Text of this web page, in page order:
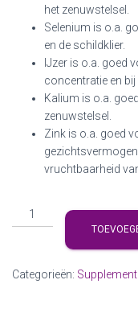
het zenuwstelsel.
Selenium is o.a.
en de schildklier.
IJzer is o.a. goed
concentratie en
Kalium is o.a.
zenuwstelsel.
Zink is o.a. goed
vruchtbaarheid
Categorieën: